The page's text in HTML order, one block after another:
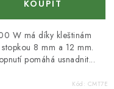
W má díky kleštinám
8 mm a 12 mm.
pomáhá usnadnit...
Kód: CMT7E